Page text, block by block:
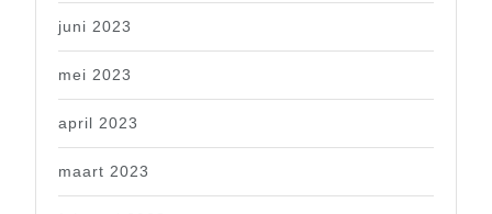
juni 2023
mei 2023
april 2023
maart 2023